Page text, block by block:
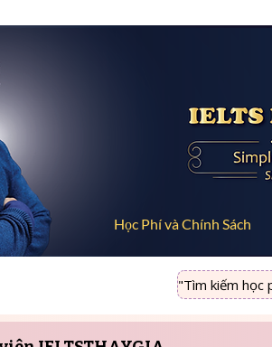
Học Phí và Chính Sách
"Tìm kiếm học